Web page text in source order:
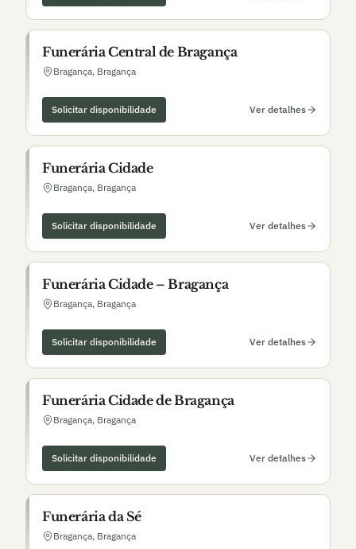
Funerária Central de Bragança
Bragança, Bragança
Solicitar disponibilidade Ver detalhes
Funerária Cidade
Bragança, Bragança
Solicitar disponibilidade Ver detalhes
Funerária Cidade – Bragança
Bragança, Bragança
Solicitar disponibilidade Ver detalhes
Funerária Cidade de Bragança
Bragança, Bragança
Solicitar disponibilidade Ver detalhes
Funerária da Sé
Bragança, Bragança